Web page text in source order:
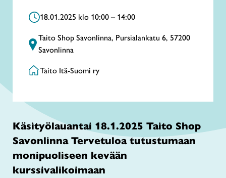
18.01.2025 klo 10:00 – 14:00
Taito Shop Savonlinna, Pursialankatu 6, 57200
Savonlinna
Taito Itä-Suomi ry
Käsityölauantai 18.1.2025 Taito Shop
Savonlinna Tervetuloa tutustumaan
monipuoliseen kevään
kurssivalikoimaan